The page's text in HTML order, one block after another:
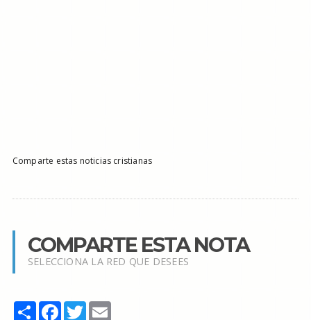
Comparte estas noticias cristianas
COMPARTE ESTA NOTA
SELECCIONA LA RED QUE DESEES
Share Facebook
TwitterEmail